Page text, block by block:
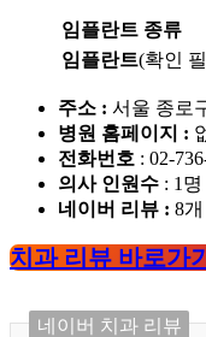
임플란트 종류
임플란트(확인
주소 : 서울 종로
병원 홈페이지 :
전화번호 : 02-
의사 인원수 : 1명
네이버 리뷰 : 8개
치과 리뷰 바로가
네이버 치과 리뷰